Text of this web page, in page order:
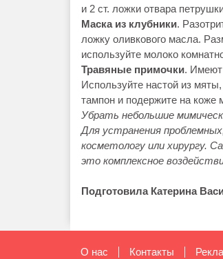
и 2 ст. ложки отвара
Маска из клубники.
ложку оливкового масла.
используйте молоко
Травяные примочки. Имеют
Используйте настой из
тампон и подержите на коже
Убрать небольшие
Для устранения
косметологу или хирургу.
это комплексное
Подготовила Катерина
О нас Контакты